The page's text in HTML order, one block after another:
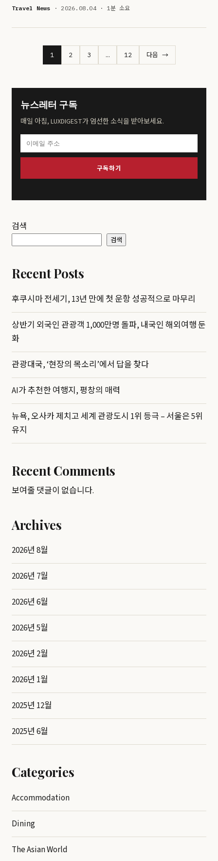
Travel News · 2026.08.04 · 1분 소요
1 2 3 … 12 다음 →
뉴스레터 구독
매일 아침, LUXDIGEST가 엄선한 소식을 받아보세요.
구독하기
검색
검색
Recent Posts
후쿠시마 전세기, 13년 만에 첫 운항 성공적으로 마무리
상반기 외국인 관광객 1,000만명 돌파, 내국인 해외여행 둔
화
관광대국, ‘현장의 목소리’에서 답을 찾다
AI가 추천한 여행지, 평창의 매력
뉴욕, 오사카 제치고 세계 관광도시 1위 등극 – 서울은 5위
유지
Recent Comments
보여줄 댓글이 없습니다.
Archives
2026년 8월
2026년 7월
2026년 6월
2026년 5월
2026년 2월
2026년 1월
2025년 12월
2025년 6월
Categories
Accommodation
Dining
The Asian World